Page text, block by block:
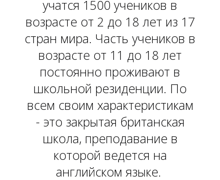
О
учатся 1500 учеников в
возрасте от 2 до 18 лет из 17
стран мира. Часть учеников в
возрасте от 11 до 18 лет
постоянно проживают в
школьной резиденции. По
всем своим характеристикам
- это закрытая британская
школа, преподавание в
которой ведется на
английском языке.